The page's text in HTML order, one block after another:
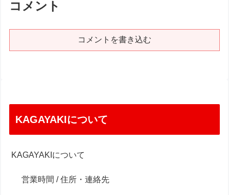
コメント
コメントを書き込む
KAGAYAKIについて
KAGAYAKIについて
営業時間 / 住所・連絡先